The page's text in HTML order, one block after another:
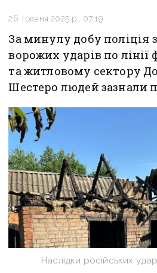
26 травня 2025 р., 07:19
За минулу добу поліція
ворожих ударів по лінії
та житловому сектору
Шестеро людей зазнали
Наслідки російських